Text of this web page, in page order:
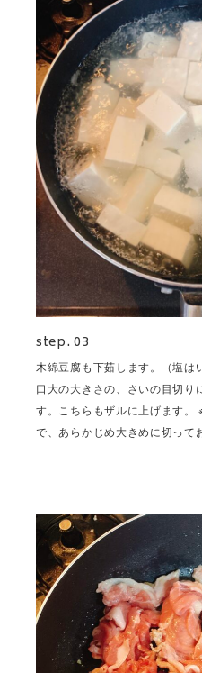
step. 03
木綿豆腐も下茹します。（塩は
口大の大きさの、さいの目切り
す。こちらもザルに上げます。
で、あらかじめ大きめに切っ